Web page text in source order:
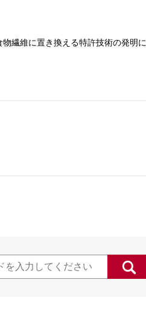
繊維に置き換える特許技術の発明に